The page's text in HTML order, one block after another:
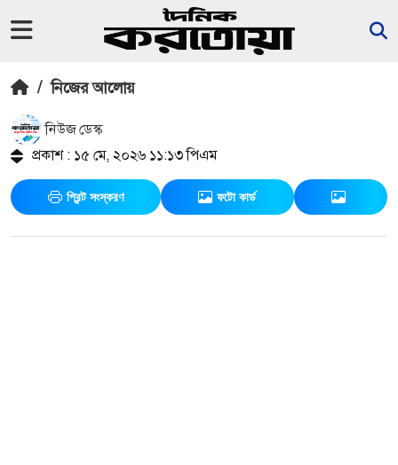
/ নিজের আলোয়
নিউজ ডেস্ক
প্রকাশ : ১৫ মে, ২০২৬ ১১:১৩ পিএম
প্রিন্ট সংস্করণ ফটো কার্ড